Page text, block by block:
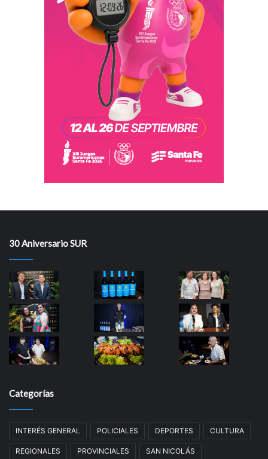
30 Aniversario SUR
Categorías
INTERÉS GENERAL POLICIALES DEPORTES CULTURA
REGIONALES PROVINCIALES SAN NICOLÁS